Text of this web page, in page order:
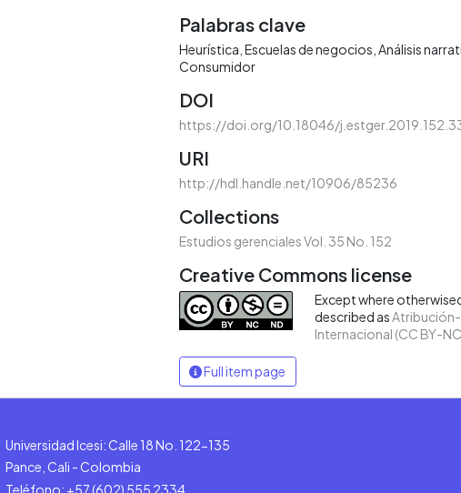
Palabras clave
Heurística Escuelas de negocios Análisis
Consumidor
DOI
https://doi.org/10.18046/
URI
http://hdl.handle.net/10906/85236
Collections
Estudios gerenciales Vol. 35 No. 152
Creative Commons license
Except where
described as
Internacional (CC BY-
Full item page
Universidad Icesi: Calle 18 No. 122-135
Pance, Cali - Colombia
Teléfono: +57 (602) 555 2334